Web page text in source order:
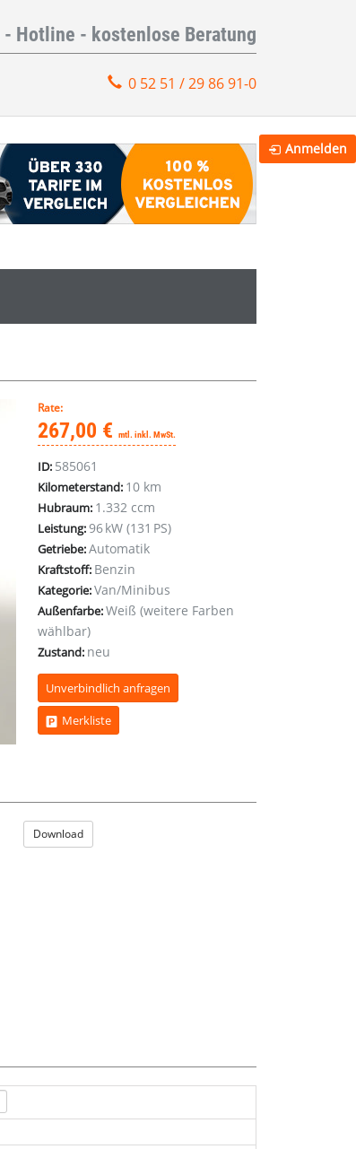
- Hotline - kostenlose Beratung
0 52 51 / 29 86 91-0
Rate:
267,00 € mtl. inkl. MwSt.
ID: 585061
Kilometerstand: 10 km
Hubraum: 1.332 ccm
Leistung:96 kW (131 PS)
Getriebe:Automatik
Kraftstoff: Benzin
Kategorie:Van/Minibus
Außenfarbe:Weiß (weitere Farben
wählbar)
Zustand: neu
Unverbindlich anfragen
Merkliste
Download
Anmelden